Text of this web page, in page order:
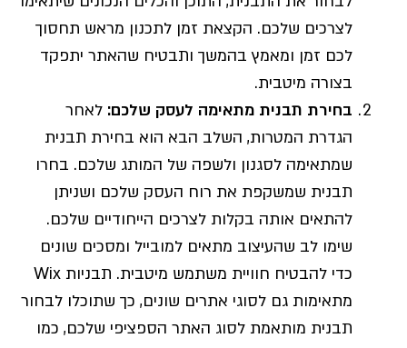
לצרכים שלכם. הקצאת זמן לתכנון מראש תחסוך
לכם זמן ומאמץ בהמשך ותבטיח שהאתר יתפקד
בצורה מיטבית.
בחירת תבנית מתאימה לעסק שלכם: לאחר
הגדרת המטרות, השלב הבא הוא בחירת תבנית
שמתאימה לסגנון ולשפה של המותג שלכם. בחרו
תבנית שמשקפת את רוח העסק שלכם ושניתן
להתאים אותה בקלות לצרכים הייחודיים שלכם.
שימו לב שהעיצוב מתאים למובייל ומסכים שונים
כדי להבטיח חוויית משתמש מיטבית. תבניות Wix
מתאימות גם לסוגי אתרים שונים, כך שתוכלו לבחור
תבנית מותאמת לסוג האתר הספציפי שלכם, כמו